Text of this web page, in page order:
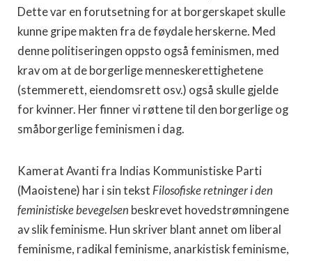
Dette var en forutsetning for at borgerskapet skulle
kunne gripe makten fra de føydale herskerne. Med
denne politiseringen oppsto også feminismen, med
krav om at de borgerlige menneskerettighetene
(stemmerett, eiendomsrett osv.) også skulle gjelde
for kvinner. Her finner vi røttene til den borgerlige og
småborgerlige feminismen i dag.
Kamerat Avanti fra Indias Kommunistiske Parti
(Maoistene) har i sin tekst Filosofiske retninger i den
feministiske bevegelsen beskrevet hovedstrømningene
av slik feminisme. Hun skriver blant annet om liberal
feminisme, radikal feminisme, anarkistisk feminisme,